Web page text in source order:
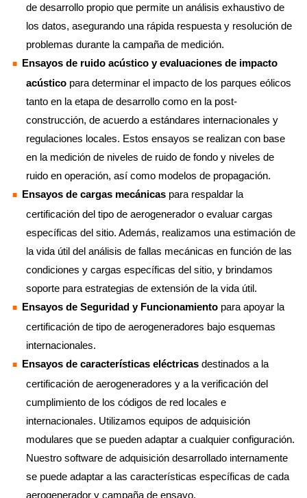
de desarrollo propio que permite un análisis exhaustivo de
los datos, asegurando una rápida respuesta y resolución de
problemas durante la campaña de medición.
Ensayos de ruido acústico y evaluaciones de impacto
acústico para determinar el impacto de los parques eólicos
tanto en la etapa de desarrollo como en la post-
construcción, de acuerdo a estándares internacionales y
regulaciones locales. Estos ensayos se realizan con base
en la medición de niveles de ruido de fondo y niveles de
ruido en operación, así como modelos de propagación.
Ensayos de cargas mecánicas para respaldar la
certificación del tipo de aerogenerador o evaluar cargas
específicas del sitio. Además, realizamos una estimación de
la vida útil del análisis de fallas mecánicas en función de las
condiciones y cargas específicas del sitio, y brindamos
soporte para estrategias de extensión de la vida útil.
Ensayos de Seguridad y Funcionamiento para apoyar la
certificación de tipo de aerogeneradores bajo esquemas
internacionales.
Ensayos de características eléctricas destinados a la
certificación de aerogeneradores y a la verificación del
cumplimiento de los códigos de red locales e
internacionales. Utilizamos equipos de adquisición
modulares que se pueden adaptar a cualquier configuración.
Nuestro software de adquisición desarrollado internamente
se puede adaptar a las características específicas de cada
aerogenerador y campaña de ensayo.